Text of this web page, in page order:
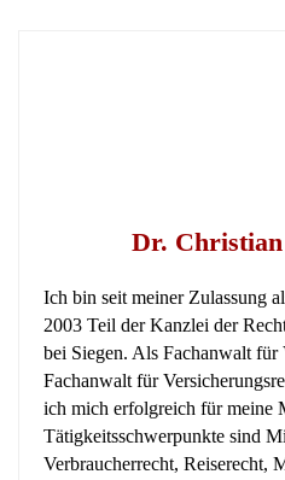
Dr.
Ich bin seit meiner Zulassung
2003 Teil der Kanzlei der
bei Siegen. Als Fachanwalt für
Fachanwalt für
ich mich erfolgreich für meine
Tätigkeitsschwerpunkte sind
Verbraucherrecht, Reiserecht,